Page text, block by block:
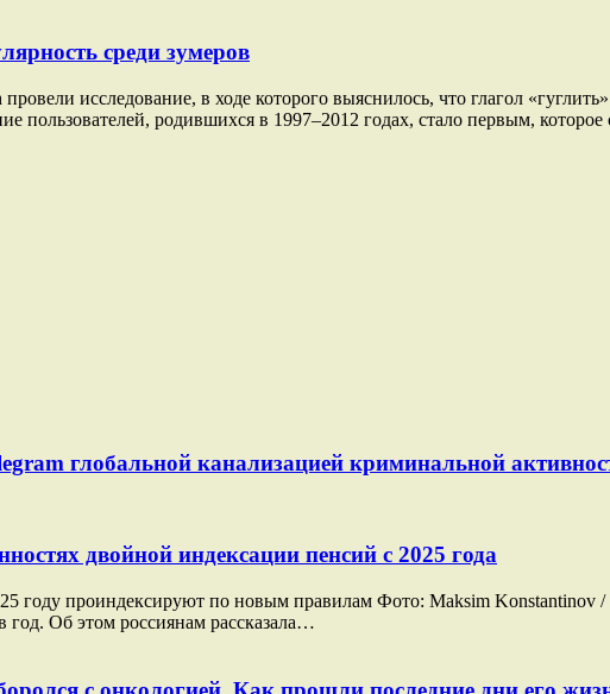
среди зумеров
исследование, в ходе которого выяснилось, что глагол
пользователей, родившихся в 1997–2012 годах, стало первым,
глобальной канализацией криминальной
двойной индексации пенсий с 2025 года
году проиндексируют по новым правилам Фото: Maksim Konstantinov /
Об этом россиянам рассказала…